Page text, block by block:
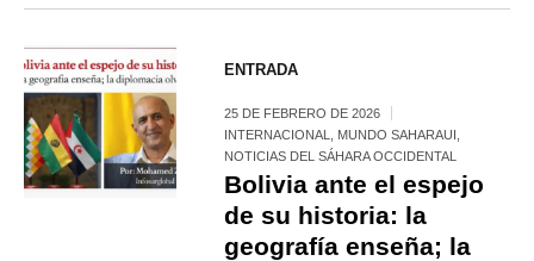
ENTRADA
25 DE FEBRERO DE 2026
INTERNACIONAL
MUNDO SAHARAUI
NOTICIAS DEL SÁHARA OCCIDENTAL
Bolivia ante el espejo
de su historia: la
geografía enseña; la